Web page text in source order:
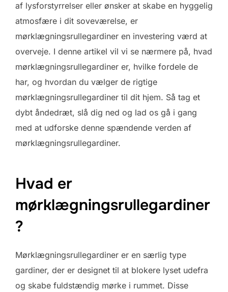
af lysforstyrrelser eller ønsker at skabe en hyggelig
atmosfære i dit soveværelse, er
mørklægningsrullegardiner en investering værd at
overveje. I denne artikel vil vi se nærmere på, hvad
mørklægningsrullegardiner er, hvilke fordele de
har, og hvordan du vælger de rigtige
mørklægningsrullegardiner til dit hjem. Så tag et
dybt åndedræt, slå dig ned og lad os gå i gang
med at udforske denne spændende verden af
mørklægningsrullegardiner.
Hvad er
mørklægningsrullegardiner
?
Mørklægningsrullegardiner er en særlig type
gardiner, der er designet til at blokere lyset udefra
og skabe fuldstændig mørke i rummet. Disse